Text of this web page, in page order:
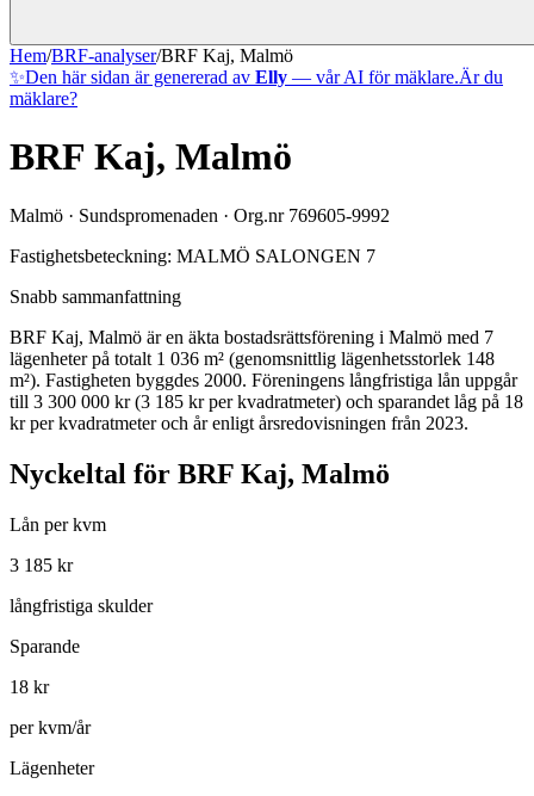
Hem/BRF-analyser/BRF Kaj, Malmö
✨Den här sidan är genererad av Elly — vår AI för mäklare.Är du
mäklare?
BRF Kaj, Malmö
Malmö · Sundspromenaden · Org.nr 769605-9992
Fastighetsbeteckning: MALMÖ SALONGEN 7
Snabb sammanfattning
BRF Kaj, Malmö är en äkta bostadsrättsförening i Malmö med 7
lägenheter på totalt 1 036 m² (genomsnittlig lägenhetsstorlek 148
m²). Fastigheten byggdes 2000. Föreningens långfristiga lån uppgår
till 3 300 000 kr (3 185 kr per kvadratmeter) och sparandet låg på 18
kr per kvadratmeter och år enligt årsredovisningen från 2023.
Nyckeltal för BRF Kaj, Malmö
Lån per kvm
3 185 kr
långfristiga skulder
Sparande
18 kr
per kvm/år
Lägenheter